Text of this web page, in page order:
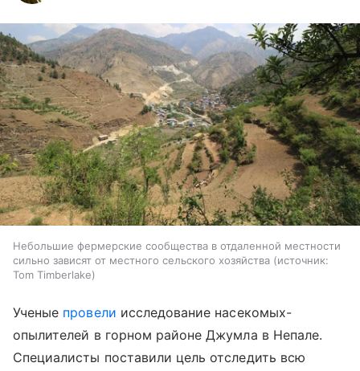
Небольшие фермерские сообщества в отдаленной местности
сильно зависят от местного сельского хозяйства
источник:
Tom Timberlake
Ученые провели исследование насекомых-
опылителей в горном районе Джумла в Непале.
Специалисты поставили цель отследить всю